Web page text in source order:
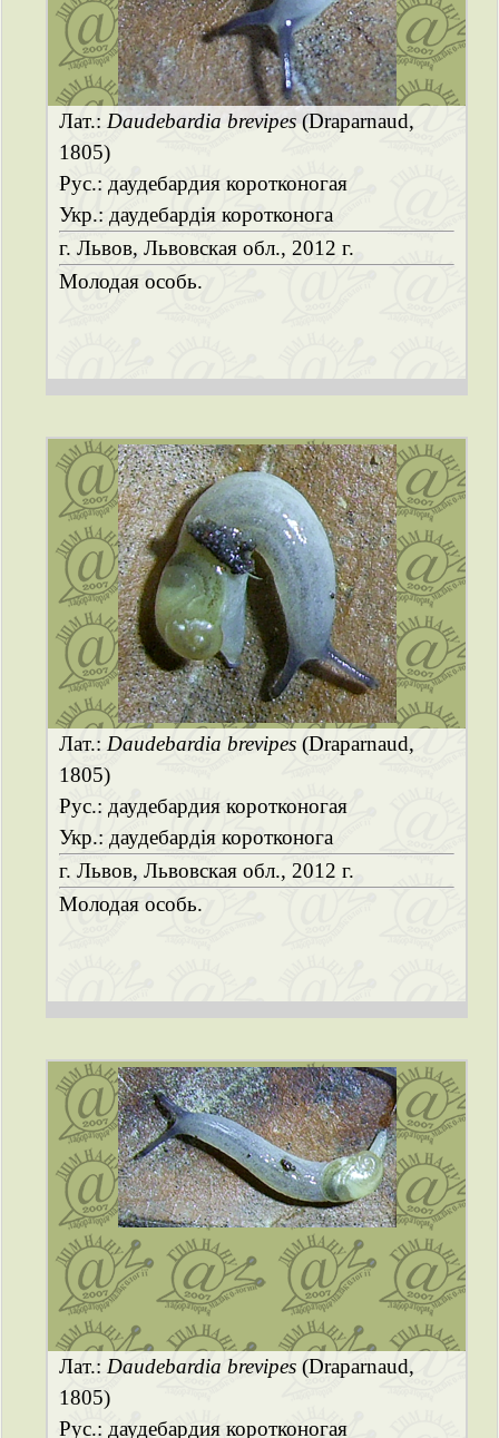
Лат.: Daudebardia brevipes(Draparnaud,
1805)
Рус.: даудебардия коротконогая
Укр.: даудебардія коротконога
г. Львов, Львовская обл., 2012 г.
Молодая особь.
Лат.: Daudebardia brevipes (Draparnaud,
1805)
Рус.: даудебардия коротконогая
Укр.: даудебардія коротконога
г. Львов, Львовская обл., 2012 г.
Молодая особь.
Лат.: Daudebardia brevipes (Draparnaud,
1805)
Рус.: даудебардия коротконогая